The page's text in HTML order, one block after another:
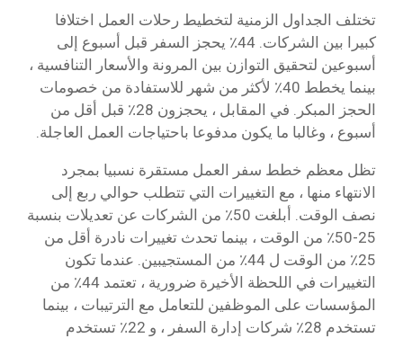
تختلف الجداول الزمنية لتخطيط رحلات العمل اختلافا
كبيرا بين الشركات. 44٪ يحجز السفر قبل أسبوع إلى
أسبوعين لتحقيق التوازن بين المرونة والأسعار التنافسية ،
بينما يخطط 40٪ لأكثر من شهر للاستفادة من خصومات
الحجز المبكر. في المقابل ، يحجزون 28٪ قبل أقل من
أسبوع ، وغالبا ما يكون مدفوعا باحتياجات العمل العاجلة.
تظل معظم خطط سفر العمل مستقرة نسبيا بمجرد
الانتهاء منها ، مع التغييرات التي تتطلب حوالي ربع إلى
نصف الوقت. أبلغت 50٪ من الشركات عن تعديلات بنسبة
25-50٪ من الوقت ، بينما تحدث تغييرات نادرة أقل من
25٪ من الوقت ل 44٪ من المستجيبين. عندما تكون
التغييرات في اللحظة الأخيرة ضرورية ، تعتمد 44٪ من
المؤسسات على الموظفين للتعامل مع الترتيبات ، بينما
تستخدم 28٪ شركات إدارة السفر ، و 22٪ تستخدم